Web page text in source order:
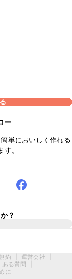
ー
単においしく作れる
。
？
約 運営会社
ある質問
に